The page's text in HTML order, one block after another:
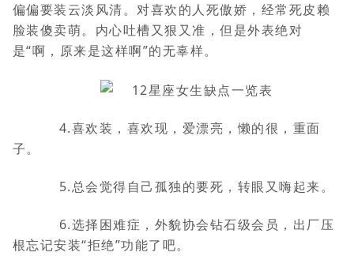
偏偏要装云淡风清。对喜欢的人死傲娇，经常死皮赖
脸装傻卖萌。内心吐槽又狠又准，但是外表绝对
是“啊，原来是这样啊”的无辜样。
4.喜欢装，喜欢现，爱漂亮，懒的很，重面
子。
5.总会觉得自己孤独的要死，转眼又嗨起来。
6.选择困难症，外貌协会钻石级会员，出厂压
根忘记安装“拒绝”功能了吧。